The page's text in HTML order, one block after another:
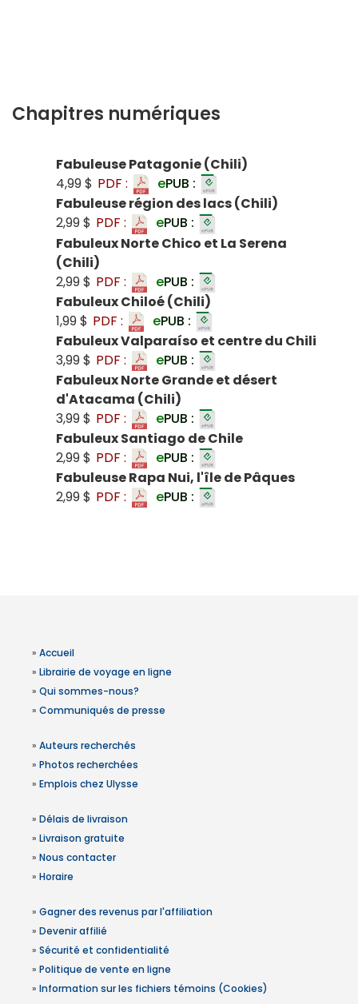
Chapitres numériques
Fabuleuse Patagonie (Chili)
4,99 $ PDF : ePUB :
Fabuleuse région des lacs (Chili)
2,99 $ PDF : ePUB :
Fabuleux Norte Chico et La Serena
(Chili)
2,99 $ PDF : ePUB :
Fabuleux Chiloé (Chili)
1,99 $ PDF : ePUB :
Fabuleux Valparaíso et centre du Chili
3,99 $ PDF : ePUB :
Fabuleux Norte Grande et désert
d'Atacama (Chili)
3,99 $ PDF : ePUB :
Fabuleux Santiago de Chile
2,99 $ PDF : ePUB :
Fabuleuse Rapa Nui, l'île de Pâques
2,99 $ PDF : ePUB :
» Accueil
» Librairie de voyage en ligne
» Qui sommes-nous?
» Communiqués de presse
» Auteurs recherchés
» Photos recherchées
» Emplois chez Ulysse
» Délais de livraison
» Livraison gratuite
» Nous contacter
» Horaire
» Gagner des revenus par l'affiliation
» Devenir affilié
» Sécurité et confidentialité
» Politique de vente en ligne
» Information sur les fichiers témoins (Cookies)